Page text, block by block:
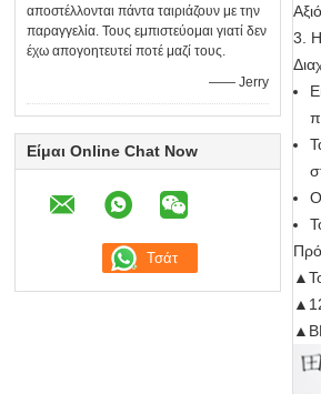
αποστέλλονται πάντα ταιριάζουν με την
παραγγελία. Τους εμπιστεύομαι γιατί δεν
έχω απογοητευτεί ποτέ μαζί τους.
—— Jerry
Είμαι Online Chat Now
3. Η
Ο